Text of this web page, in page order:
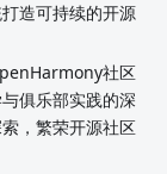
造可持续的开源
社区
俱乐部实践的深
，繁荣开源社区